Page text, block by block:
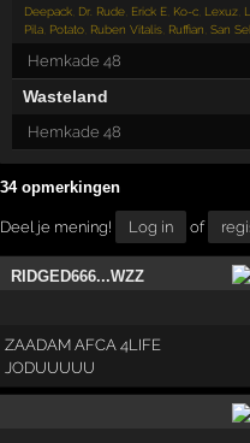
Deepack Dr. Rude Erick E Ko-c Lexuz
Pila Potato Ruben Vitalis Ruffian ,San
Hemkade 48
Wasteland
Hemkade 48
34 opmerkingen
Deel je mening! Log in of
RIDGED666...WZZ
ZAADAM AFCA 4LIFE
JODUUUUU